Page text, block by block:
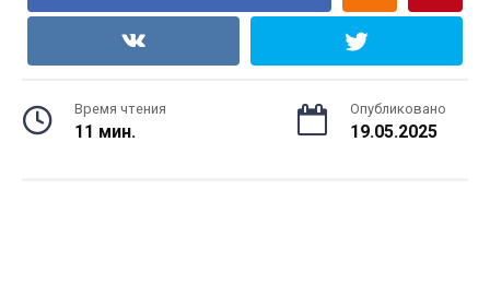
Время чтения
11 мин.
Опубликовано
19.05.2025